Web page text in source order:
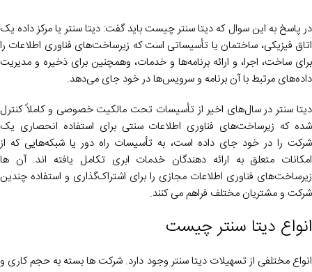
در پاسخ به این سوال که دیتا سنتر چیست باید گفت: دیتا سنتر یا مرکز داده یک
اتاق فیزیکی، ساختمان یا تأسیساتی است که زیرساخت‌های فناوری اطلاعات را
برای ساخت، اجرا، و ارائه برنامه‌ها و خدمات، وهمچنین برای ذخیره و مدیریت
داده‌های مرتبط با آن برنامه‌ و سرویس‌ها در خود جای می‌دهد.
دیتا سنتر در سال‌های اخیر از تأسیسات تحت مالکیت خصوصی و کاملاً کنترل
شده که زیرساخت‌های فناوری اطلاعات سنتی برای استفاده انحصاری یک
شرکت را در خود جای داده است، به تأسیسات راه دور یا شبکه‌هایی که از
امکانات متعلق به ارائه‌ دهندگان خدمات ابری تکامل یافته اند. آن ها
زیرساخت‌های فناوری اطلاعات مجازی را برای اشتراک‌گذاری و استفاده چندین
شرکت و مشتریان مختلف فراهم می کنند.
انواع دیتا سنتر چیست
انواع مختلفی از تسهیلات دیتا سنتر وجود دارد. شرکت ها بسته به حجم کاری و